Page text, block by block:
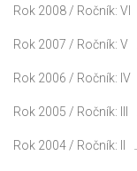
Rok 2008 / Ročník: VI
Rok 2007 / Ročník: V
Rok 2006 / Ročník: IV
Rok 2005 / Ročník: III
Rok 2004 / Ročník: II